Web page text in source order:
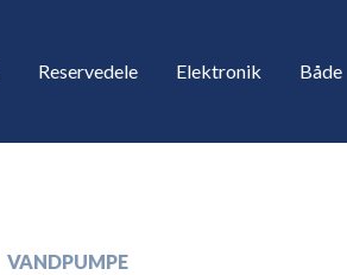
Reservedele Elektronik Både
VANDPUMPE